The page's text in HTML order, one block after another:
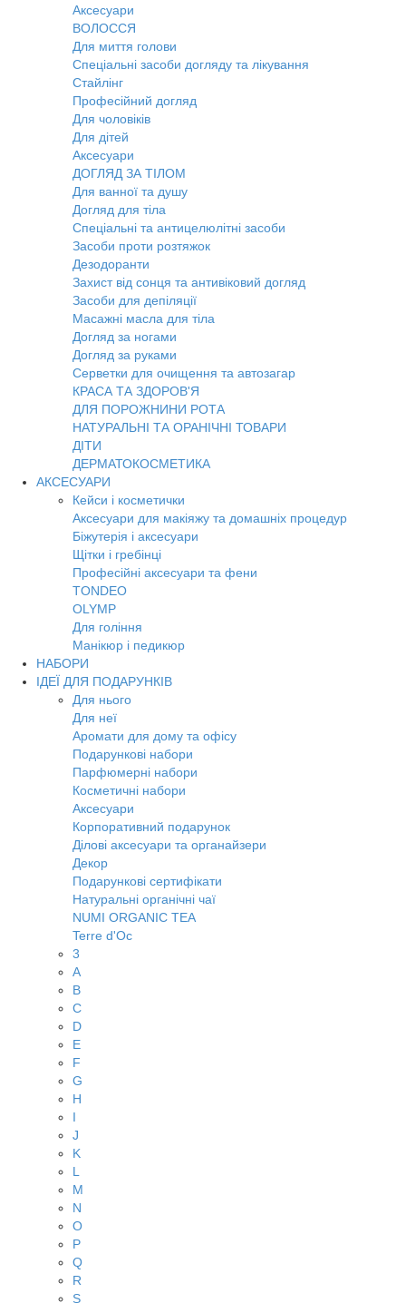
Аксесуари
ВОЛОССЯ
Для миття голови
Спеціальні засоби догляду та лікування
Стайлінг
Професійний догляд
Для чоловіків
Для дітей
Аксесуари
ДОГЛЯД ЗА ТІЛОМ
Для ванної та душу
Догляд для тіла
Спеціальні та антицелюлітні засоби
Засоби проти розтяжок
Дезодоранти
Захист від сонця та антивіковий догляд
Засоби для депіляції
Масажні масла для тіла
Догляд за ногами
Догляд за руками
Серветки для очищення та автозагар
КРАСА ТА ЗДОРОВ'Я
ДЛЯ ПОРОЖНИНИ РОТА
НАТУРАЛЬНІ ТА ОРАНІЧНІ ТОВАРИ
ДІТИ
ДЕРМАТОКОСМЕТИКА
АКСЕСУАРИ
Кейси і косметички
Аксесуари для макіяжу та домашніх процедур
Біжутерія і аксесуари
Щітки і гребінці
Професійні аксесуари та фени
TONDEO
OLYMP
Для гоління
Манікюр і педикюр
НАБОРИ
ІДЕЇ ДЛЯ ПОДАРУНКІВ
Для нього
Для неї
Аромати для дому та офісу
Подарункові набори
Парфюмерні набори
Косметичні набори
Аксесуари
Корпоративний подарунок
Ділові аксесуари та органайзери
Декор
Подарункові сертифікати
Натуральні органічні чаї
NUMI ORGANIC TEA
Terre d'Oc
3
A
B
C
D
E
F
G
H
I
J
K
L
M
N
O
P
Q
R
S